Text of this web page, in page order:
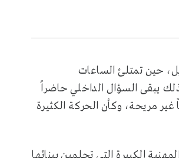
حين تمتلئ الساعات
يبقى السؤال الداخلي حاضراً
غير مريحة، وكأن الحركة الكثيرة
الكبيرة التي تحلمين ببنائها